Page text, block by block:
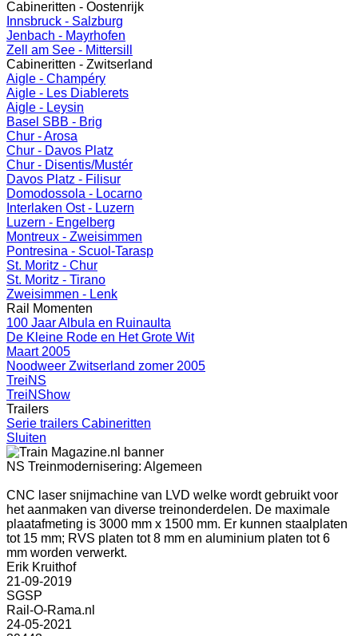
Cabineritten - Oostenrijk
Innsbruck - Salzburg
Jenbach - Mayrhofen
Zell am See - Mittersill
Cabineritten - Zwitserland
Aigle - Champéry
Aigle - Les Diablerets
Aigle - Leysin
Basel SBB - Brig
Chur - Arosa
Chur - Davos Platz
Chur - Disentis/Mustér
Davos Platz - Filisur
Domodossola - Locarno
Interlaken Ost - Luzern
Luzern - Engelberg
Montreux - Zweisimmen
Pontresina - Scuol-Tarasp
St. Moritz - Chur
St. Moritz - Tirano
Zweisimmen - Lenk
Rail Momenten
100 Jaar Albula en Ruinaulta
De Kleine Rode en Het Grote Wit
Maart 2005
Noodweer Zwitserland zomer 2005
TreiNS
TreiNShow
Trailers
Serie trailers Cabineritten
Sluiten
NS Treinmodernisering: Algemeen
CNC laser snijmachine van LVD welke wordt gebruikt voor
het aanmaken van diverse treinonderdelen. De maximale
plaatafmeting is 3000 mm x 1500 mm. Er kunnen staalplaten
tot 15 mm; RVS platen tot 8 mm en aluminium platen tot 6
mm worden verwerkt.
Erik Kruithof
21-09-2019
SGSP
Rail-O-Rama.nl
24-05-2021